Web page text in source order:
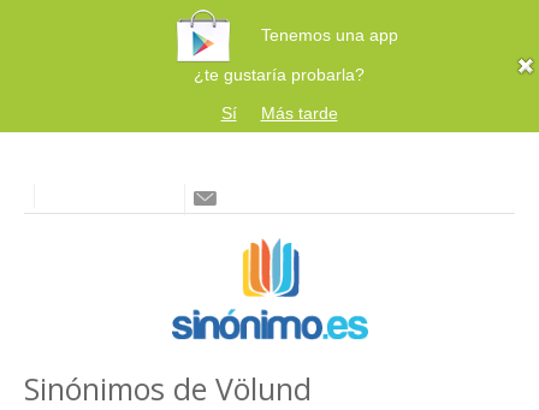
Tenemos una app
¿te gustaría probarla?
Sí
Más tarde
Sinónimos de Völund